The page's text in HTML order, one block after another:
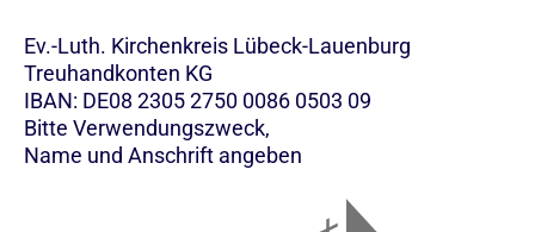
Ev.-Luth. Kirchenkreis Lübeck-Lauenburg
Treuhandkonten KG
IBAN: DE08 2305 2750 0086 0503 09
Bitte Verwendungszweck,
Name und Anschrift angeben